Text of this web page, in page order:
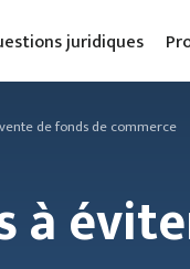
juridiques
de fonds de commerce
à